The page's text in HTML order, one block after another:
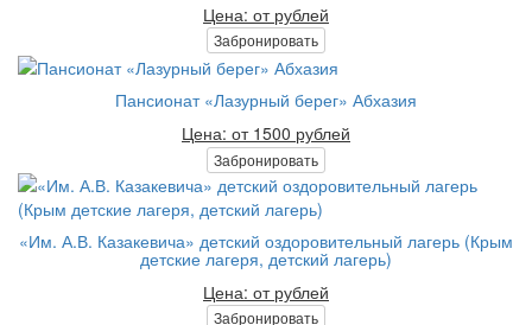
Цена: от рублей
Забронировать
Пансионат «Лазурный берег» Абхазия
Цена: от 1500 рублей
Забронировать
«Им. А.В. Казакевича» детский оздоровительный лагерь (Крым
детские лагеря, детский лагерь)
Цена: от рублей
Забронировать